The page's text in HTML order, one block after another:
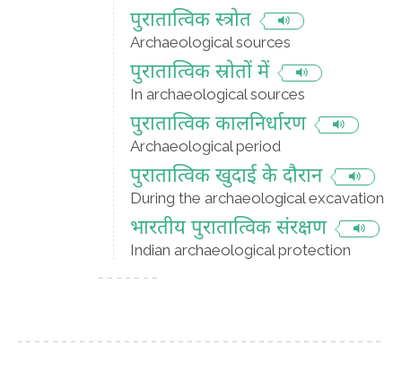
पुरातात्विक स्त्रोत
Archaeological sources
पुरातात्विक स्रोतों में
In archaeological sources
पुरातात्विक कालनिर्धारण
Archaeological period
पुरातात्विक खुदाई के दौरान
During the archaeological excavation
भारतीय पुरातात्विक संरक्षण
Indian archaeological protection